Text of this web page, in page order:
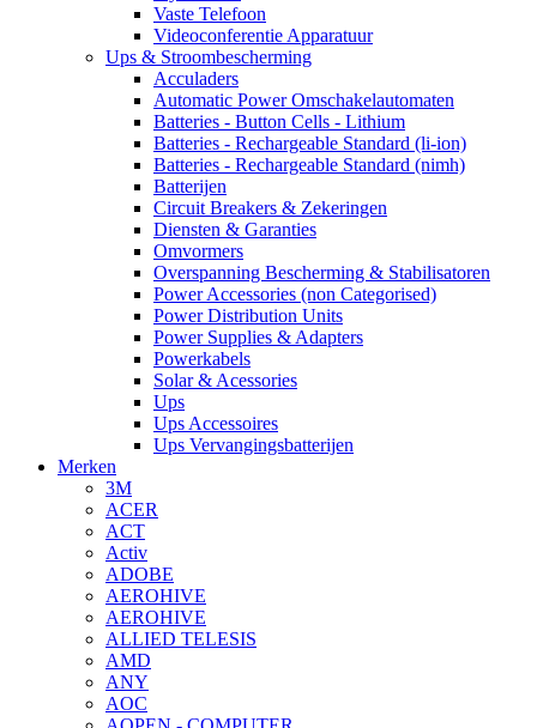
Vaste Telefoon
Videoconferentie Apparatuur
Ups & Stroombescherming
Acculaders
Automatic Power Omschakelautomaten
Batteries - Button Cells - Lithium
Batteries - Rechargeable Standard (li-ion)
Batteries - Rechargeable Standard (nimh)
Batterijen
Circuit Breakers & Zekeringen
Diensten & Garanties
Omvormers
Overspanning Bescherming & Stabilisatoren
Power Accessories (non Categorised)
Power Distribution Units
Power Supplies & Adapters
Powerkabels
Solar & Acessories
Ups
Ups Accessoires
Ups Vervangingsbatterijen
Merken
3M
ACER
ACT
Activ
ADOBE
AEROHIVE
AEROHIVE
ALLIED TELESIS
AMD
ANY
AOC